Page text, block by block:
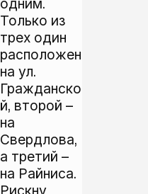
одним.
Только из
трех один
расположен
на ул.
Гражданско
й, второй –
на
Свердлова,
а третий –
на Райниса.
Рискну